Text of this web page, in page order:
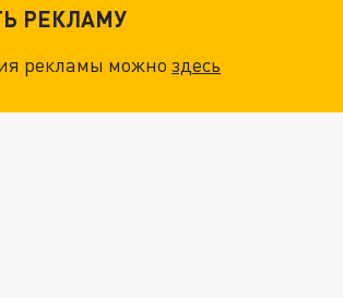
РЕКЛАМУ
рекламы можноздесь